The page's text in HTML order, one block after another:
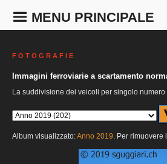
MENU PRINCIPALE
F O T O G R A F I E
Immagini ferroviarie a scartamento
La suddivisione dei veicoli per singolo
Album visualizzato:Anno 2019. Per rimuovere